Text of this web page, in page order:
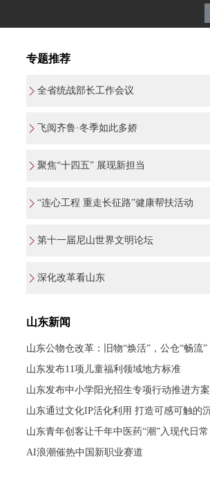
专题推荐
全省统战部长工作会议
飞阅齐鲁·冬季如此多娇
聚焦“十四五” 展现新担当
“连心工程 重走长征路”健康帮扶活动
第十一届尼山世界文明论坛
深化改革看山东
山东新闻
山东公物仓改革：旧物“焕活”，公仓“畅流”
山东发布11项儿童福利领域地方标准
山东发布中小学阳光招生专项行动推进方案
山东青年创客让千年中医药“潮”入现代日常
AI浪潮催热中国新职业赛道